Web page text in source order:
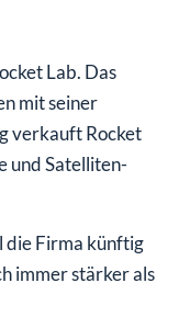
Lab. Das
mit seiner
verkauft Rocket
und Satelliten-
die Firma künftig
immer stärker als